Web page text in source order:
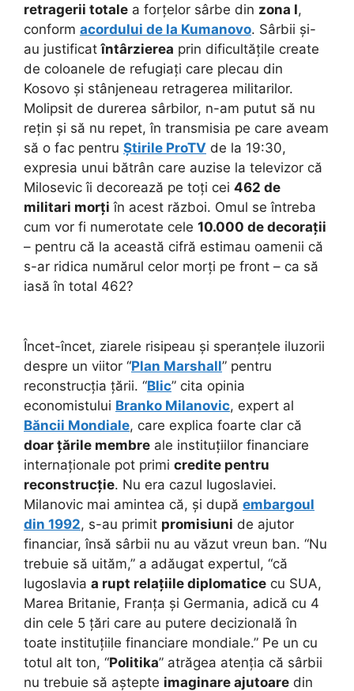
retragerii totale a forțelor sârbe din zona I,
conform acordului de la Kumanovo. Sârbii și-
au justificatîntârzierea prin dificultățile create
de coloanele de refugiați care plecau din
Kosovo și stânjeneau retragerea militarilor.
Molipsit de durerea sârbilor, n-am putut să nu
rețin și să nu repet, în transmisia pe care aveam
să o fac pentru Știrile ProTV de la 19:30,
expresia unui bătrân care auzise la televizor că
Milosevic îi decorează pe toți cei 462 de
militari morți în acest război. Omul se întreba
cum vor fi numerotate cele 10.000 de decorații
– pentru că la această cifră estimau oamenii că
s-ar ridica numărul celor morți pe front – ca să
iasă în total 462?
Încet-încet, ziarele risipeau și speranțele iluzorii
despre un viitor “Plan Marshall” pentru
reconstrucția țării. “Blic” cita opinia
economistului Branko Milanovic, expert al
Băncii Mondiale, care explica foarte clar că
doar țările membre ale instituțiilor financiare
internaționale pot primi credite pentru
reconstrucție. Nu era cazul Iugoslaviei.
Milanovic mai amintea că, și după embargoul
din 1992, s-au primit promisiuni de ajutor
financiar, însă sârbii nu au văzut vreun ban. “Nu
trebuie să uităm,” a adăugat expertul, “că
Iugoslavia a rupt relațiile diplomatice cu SUA,
Marea Britanie, Franța și Germania, adică cu 4
din cele 5 țări care au putere decizională în
toate instituțiile financiare mondiale.” Pe un cu
totul alt ton, “Politika” atrăgea atenția că sârbii
nu trebuie să aștepte imaginare ajutoare din